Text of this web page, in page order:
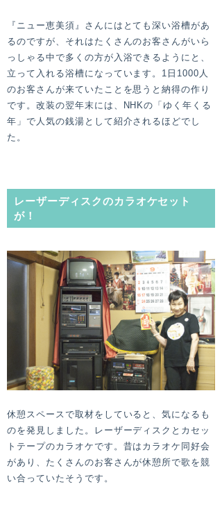
『ニュー恵美須』さんにはとても深い浴槽があ
るのですが、それはたくさんのお客さんがいら
っしゃる中で多くの方が入浴できるようにと、
立って入れる浴槽になっています。1日1000人
のお客さんが来ていたことを思うと納得の作り
です。改装の翌年末には、NHKの「ゆく年くる
年」で人気の銭湯として紹介されるほどでし
た。
レーザーディスクのカラオケセット
が！
休憩スペースで取材をしていると、気になるも
のを発見しました。レーザーディスクとカセッ
トテープのカラオケです。昔はカラオケ同好会
があり、たくさんのお客さんが休憩所で歌を競
い合っていたそうです。